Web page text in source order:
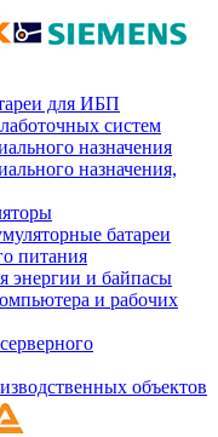
для ИБП
систем
назначения
назначения,
батареи
питания
энергии и байпасы
и рабочих
объектов